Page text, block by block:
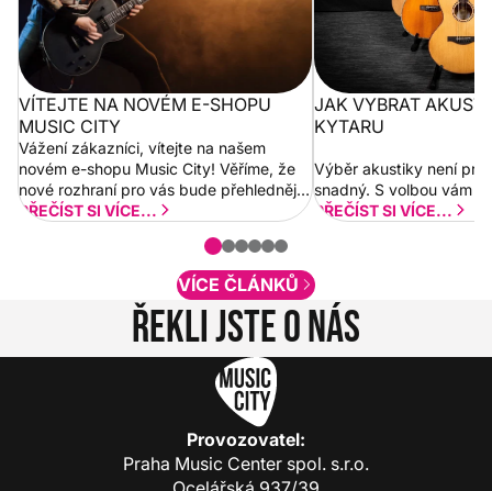
VÍTEJTE NA NOVÉM E-SHOPU
MUSIC CITY
Vážení zákazníci, vítejte na našem
novém e-shopu Music City! Věříme, že
nové rozhraní pro vás bude přehlednější
a rychlejší. Postupně budeme přidávat
PŘEČÍST SI VÍCE...
JAK VYBRAT
KYTARU
Výběr akustiky není pro
snadný. S volbou vám
PŘEČÍST SI VÍCE...
VÍCE ČLÁNKŮ
Řekli jste o nás
Provozovatel:
Praha Music Center spol. s.r.o.